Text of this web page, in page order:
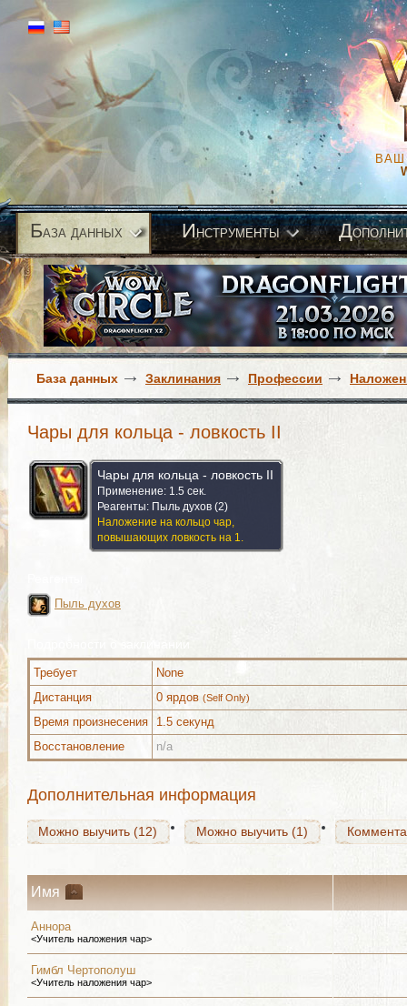
ВАШ
База данных Инструменты Д
База данных Заклинания Профессии
Чары для кольца - ловкость II
Чары для кольца - ловкость II
Применение: 1.5 сек.
Реагенты: Пыль духов (2)
Наложение на кольцо чар,
повышающих ловкость на 1.
2
2
22
2
22
2
2 Пыль духов
Подробности о заклинании
Требует
None
Дистанция
0 ярдов (Self Only)
Время произнесения
1.5 секунд
Восстановление
n/a
Дополнительная информация
Можно выучить (12) Можно выучить (1)
Можно выучить (12) Можно выучить (1)
Можно выучить (12) Можно выучить (1)
Имя
Аннора
<Учитель наложения чар>
Гимбл Чертополуш
<Учитель наложения чар>